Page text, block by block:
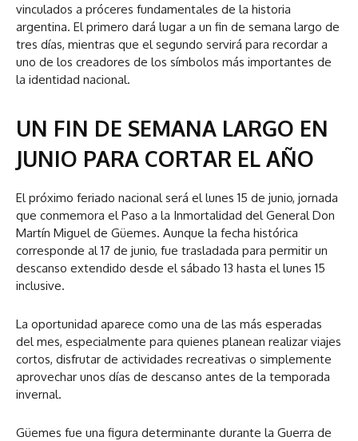
vinculados a próceres fundamentales de la historia
argentina. El primero dará lugar a un fin de semana largo de
tres días, mientras que el segundo servirá para recordar a
uno de los creadores de los símbolos más importantes de
la identidad nacional.
UN FIN DE SEMANA LARGO EN
JUNIO PARA CORTAR EL AÑO
El próximo feriado nacional será el lunes 15 de junio, jornada
que conmemora el Paso a la Inmortalidad del General Don
Martín Miguel de Güemes. Aunque la fecha histórica
corresponde al 17 de junio, fue trasladada para permitir un
descanso extendido desde el sábado 13 hasta el lunes 15
inclusive.
La oportunidad aparece como una de las más esperadas
del mes, especialmente para quienes planean realizar viajes
cortos, disfrutar de actividades recreativas o simplemente
aprovechar unos días de descanso antes de la temporada
invernal.
Güemes fue una figura determinante durante la Guerra de